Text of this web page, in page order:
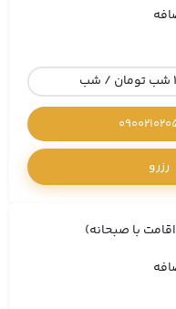
رزرو
با صبحانه)